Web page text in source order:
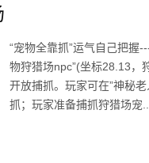
“宠物全靠抓”运气自己把握
物狩猎场npc”(坐标28.13，
开放捕抓。玩家可在”神秘
抓；玩家准备捕抓狩猎场宠...